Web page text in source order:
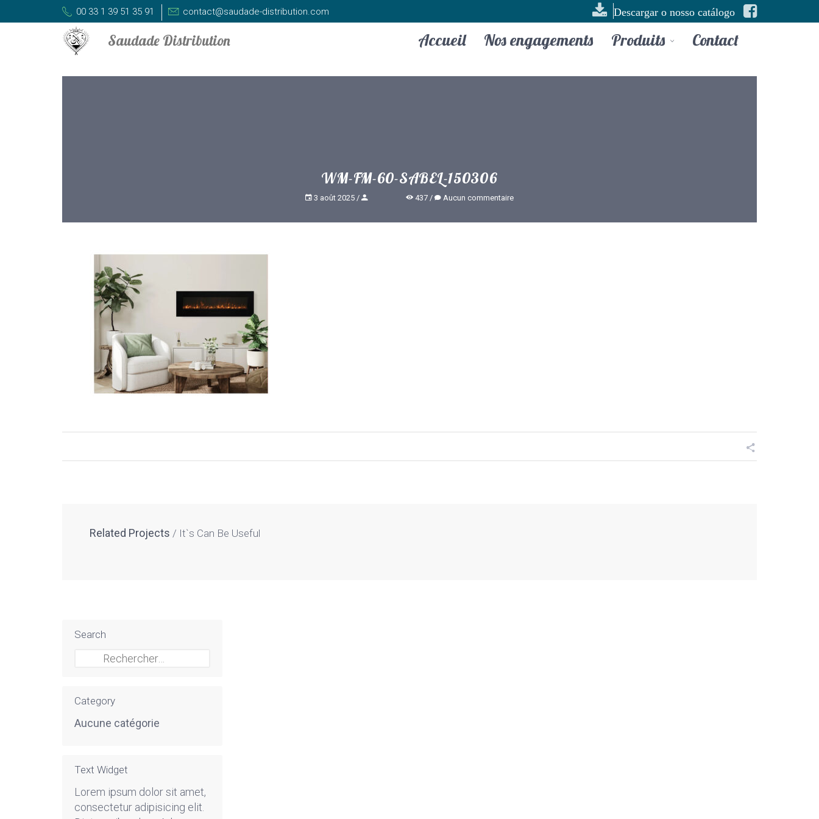
00 33 1 39 51 35 91 contact@saudade-distribution.com Descargar o nosso catálogo
Accueil Nos engagements Produits Contact
WM-FM-60-SABEL-150306
3 août 2025 437 Aucun commentaire
Related Projects It`s Can Be Useful
Search
Rechercher :
Category
Aucune catégorie
Text Widget
Lorem ipsum dolor sit amet,
consectetur adipisicing elit.